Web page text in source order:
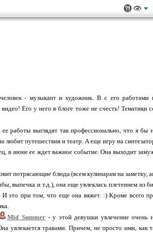
- музыкант и художник. В с его работами
Его у него в блоге тоже не счесть! Тематики
работы выглядят так профессионально, что я бы
любит путешествия и театр. А еще игру на
в июне ее ждет важное событие. Она выходит
потрясающие блюда (всем кулинарам на заметку,
выпечка и т.д.), она еще увлеклась плетением из
это при том, что еще она вяжет. :) Кроме всего
Mid_Summer - у этой девушки увлечение очень
увлекается травами. Причем, не просто ими, как